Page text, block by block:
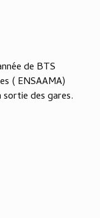
de BTS
( ENSAAMA)
sortie des gares.